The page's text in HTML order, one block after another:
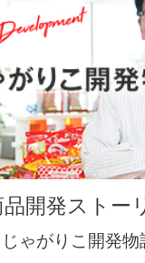
品開発ストー
じゃがりこ開発物